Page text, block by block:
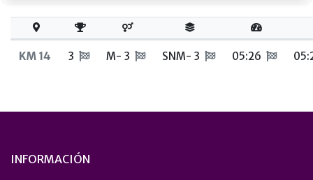
KM 14 3 M- 3 SNM- 3 05:26
INFORMACIÓN